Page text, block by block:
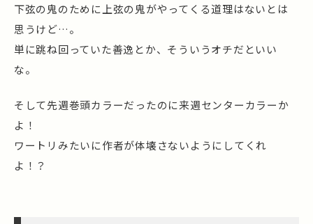
下弦の鬼のために上弦の鬼がやってくる道理はないとは
思うけど…。
単に跳ね回っていた善逸とか、そういうオチだといい
な。
そして先週巻頭カラーだったのに来週センターカラーか
よ！
ワートリみたいに作者が体壊さないようにしてくれ
よ！？